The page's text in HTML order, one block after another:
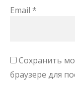
Email *
Сохранить
браузере для